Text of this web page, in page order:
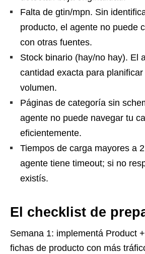
Falta de gtin/mpn. Sin
producto, el agente no puede
con otras fuentes.
Stock binario (hay/no hay). El
cantidad exacta para
volumen.
Páginas de categoría sin
agente no puede navegar tu
eficientemente.
Tiempos de carga mayores a
agente tiene timeout; si no
existís.
El checklist de
Semana 1: implementá Product
fichas de producto con más